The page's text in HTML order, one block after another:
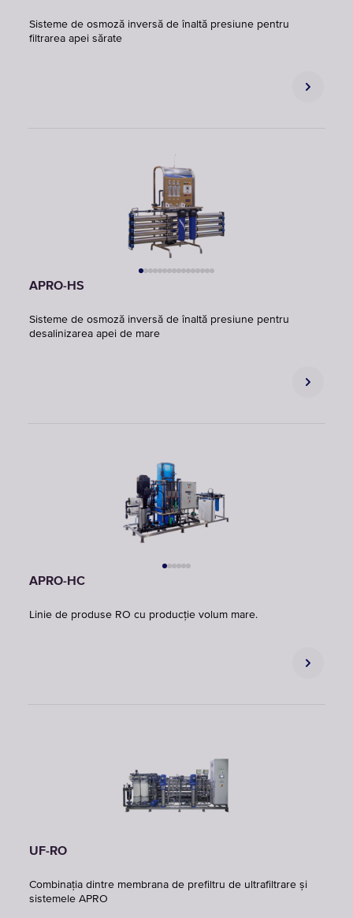
Sisteme de osmoză inversă de înaltă presiune pentru
filtrarea apei sărate
APRO-HS
Sisteme de osmoză inversă de înaltă presiune pentru
desalinizarea apei de mare
APRO-HC
Linie de produse RO cu producție volum mare.
UF-RO
Combinația dintre membrana de prefiltru de ultrafiltrare și
sistemele APRO